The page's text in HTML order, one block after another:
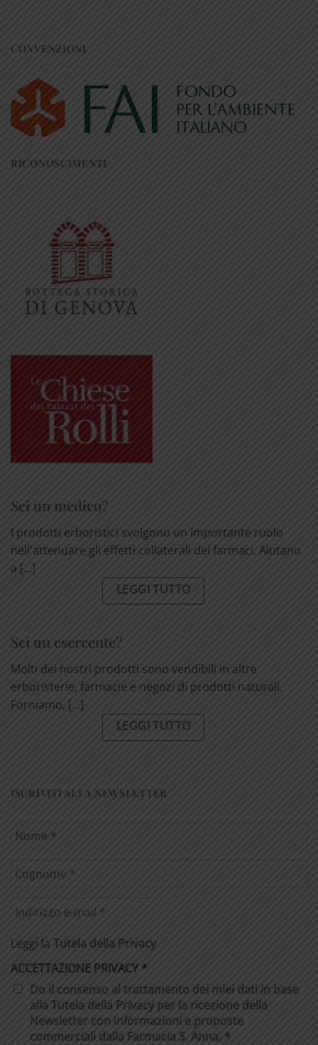
CONVENZIONI
RICONOSCIMENTI
Sei un medico?
I prodotti erboristici svolgono un importante ruolo
nell'attenuare gli effetti collaterali dei farmaci. Aiutano
a [...]
LEGGI TUTTO
Sei un esercente?
Molti dei nostri prodotti sono vendibili in altre
erboristerie, farmacie e negozi di prodotti naturali.
Forniamo, [...]
LEGGI TUTTO
ISCRIVITI ALLA NEWSLETTER
Leggi la Tutela della Privacy
ACCETTAZIONE PRIVACY*
Do il consenso al trattamento dei miei dati in base
alla Tutela della Privacy per la ricezione della
Newsletter con informazioni e proposte
commerciali dalla Farmacia S. Anna. *